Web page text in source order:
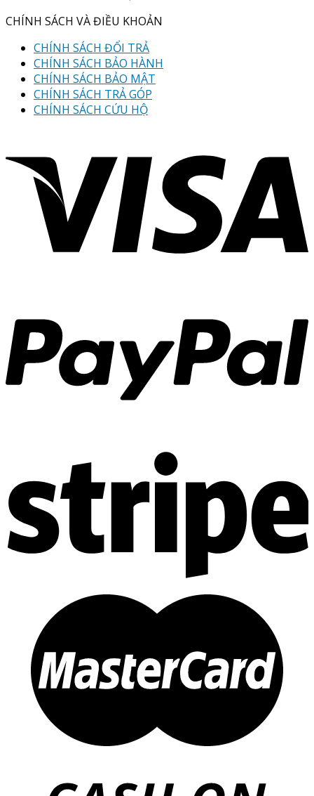
CHÍNH SÁCH VÀ ĐIỀU KHOẢN
CHÍNH SÁCH ĐỔI TRẢ
CHÍNH SÁCH BẢO HÀNH
CHÍNH SÁCH BẢO MẬT
CHÍNH SÁCH TRẢ GÓP
CHÍNH SÁCH CỨU HỘ